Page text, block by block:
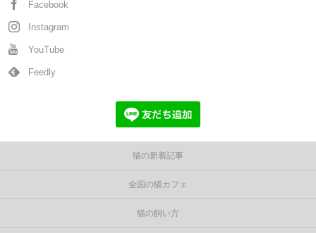
Facebook
Instagram
YouTube
Feedly
猫の新着記事
全国の猫カフェ
猫の飼い方